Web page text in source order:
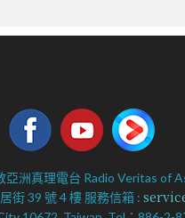
洲真理電台 Radio Veritas of
街 39 號 4 樓 服務信箱 :